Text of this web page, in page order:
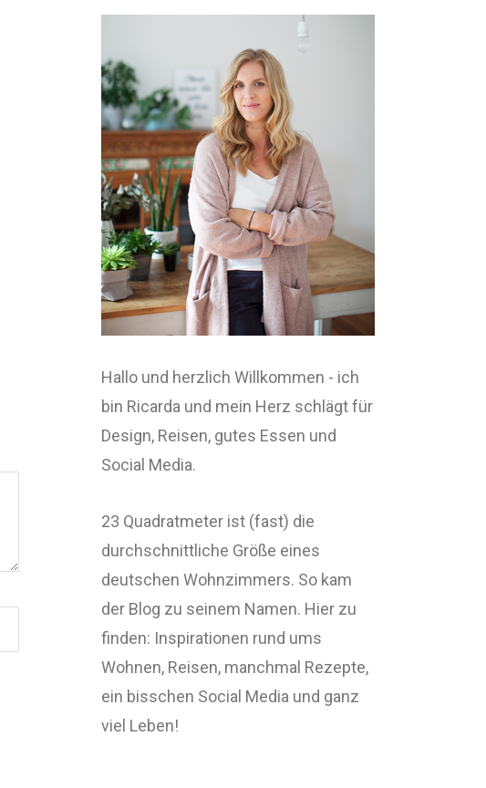
Hallo und herzlich Willkommen - ich
bin Ricarda und mein Herz schlägt für
Design, Reisen, gutes Essen und
Social Media.
23 Quadratmeter ist (fast) die
durchschnittliche Größe eines
deutschen Wohnzimmers. So kam
der Blog zu seinem Namen. Hier zu
finden: Inspirationen rund ums
Wohnen, Reisen, manchmal Rezepte,
ein bisschen Social Media und ganz
viel Leben!